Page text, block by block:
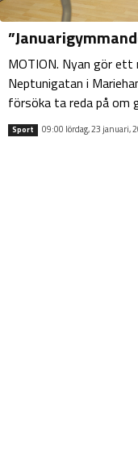
MOTION. Nyan gör ett
Neptunigatan i
försöka ta reda på om
Sport 09:00 lördag, 23 januari,